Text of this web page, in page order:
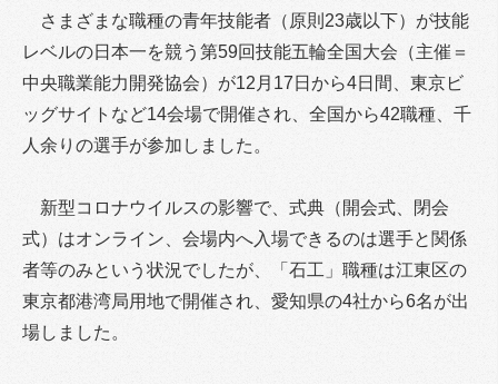
さまざまな職種の青年技能者（原則23歳以下）が技能
レベルの日本一を競う第59回技能五輪全国大会（主催＝
中央職業能力開発協会）が12月17日から4日間、東京ビ
ッグサイトなど14会場で開催され、全国から42職種、千
人余りの選手が参加しました。
新型コロナウイルスの影響で、式典（開会式、閉会
式）はオンライン、会場内へ入場できるのは選手と関係
者等のみという状況でしたが、「石工」職種は江東区の
東京都港湾局用地で開催され、愛知県の4社から6名が出
場しました。